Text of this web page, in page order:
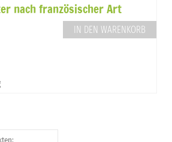
nach französischer Art
IN DEN WARENKORB